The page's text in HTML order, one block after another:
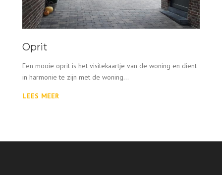
Oprit
Een mooie oprit is het visitekaartje van de woning en dient
in harmonie te zijn met de woning...
LEES MEER